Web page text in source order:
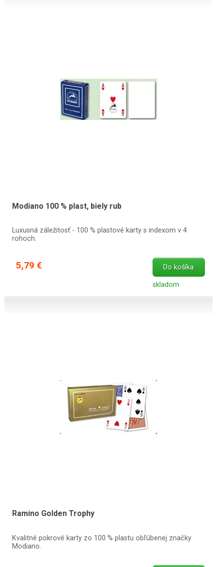
Modiano 100 % plast, biely rub
Luxusná záležitosť - 100 % plastové karty s indexom v 4
rohoch.
5,79 € Do košíka
skladom
Ramino Golden Trophy
Kvalitné pokrové karty zo 100 % plastu obľúbenej značky
Modiano.